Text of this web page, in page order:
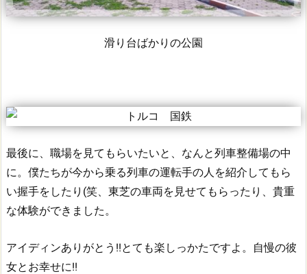
滑り台ばかりの公園
最後に、職場を見てもらいたいと、なんと列車整備場の中
に。 僕たちが今から乗る列車の運転手の人を紹介してもら
い握手をしたり(笑、東芝の車両を見せてもらったり、貴重
な体験ができました。
アイディンありがとう!!とても楽しっかたですよ。自慢の彼
女とお幸せに!!